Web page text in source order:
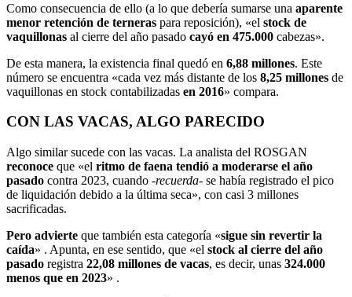
Como consecuencia de ello (a lo que debería sumarse una aparente
menor retención de terneras para reposición), «el stock de
vaquillonas al cierre del año pasado cayó en 475.000 cabezas».
De esta manera, la existencia final quedó en 6,88 millones. Este
número se encuentra «cada vez más distante de los 8,25 millones de
vaquillonas en stock contabilizadas en 2016» compara.
CON LAS VACAS, ALGO PARECIDO
Algo similar sucede con las vacas. La analista del ROSGAN
reconoce que «el ritmo de faena tendió a moderarse el año
pasado contra 2023, cuando -recuerda- se había registrado el pico
de liquidación debido a la última seca», con casi 3 millones
sacrificadas.
Pero advierte que también esta categoría «sigue sin revertir la
caída» . Apunta, en ese sentido, que «el stock al cierre del año
pasado registra 22,08 millones de vacas, es decir, unas 324.000
menos que en 2023» .